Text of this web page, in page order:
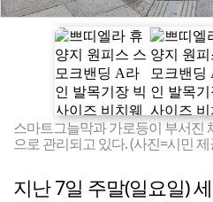
스마트그늘막과 가로등이 부서진
으로 관리되고 있다. (사진=시민 제
지난 7일 주말(일요일)